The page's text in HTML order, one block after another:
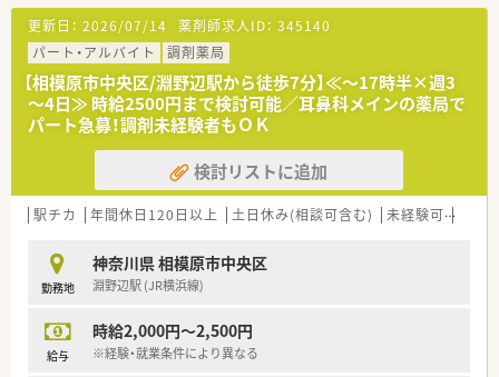
【法人特徴について】
■相模原市内に6店舗を展開しており、近隣店舗同士で密な連携
を図りながら地域密着の運営をしています。
■40代の若き二代目代表が経営の舵を取り、更なる成長に向け
てデジタル化や組織変革を進めています。
■地域医療に貢献するため在宅業務にも積極的に取り組み、患者
様に寄り添った丁寧な支援を続けています。
【求人情報について】
■正社員の募集で想定年収は420万円から500万円となってお
り、若手薬剤師が輝ける職場です。
個々の希望に応じた働き方を提案します。
■昇給制度が明確に整備されており、5年間の定期昇給を経て年
収480万円まで着実に上昇可能です。
【想定される業務内容】
■皮膚科をメインとした処方箋の調剤や鑑査、患者様への丁寧な
更新日： 2026/07/14 薬剤師求人ID： 345140
パート・アルバイト
調剤薬局
【相模原市中央区/淵野辺駅から徒歩7分】≪～17時半×週3
～4日≫ 時給2500円まで検討可能／耳鼻科メインの薬局で
パート急募！調剤未経験者もＯＫ
検討リストに追加
駅チカ 年間休日120日以上 土日休み(相談可含む) 未経験可
勤務地
神奈川県 相模原市中央区
淵野辺駅 (JR横浜線)
給与
時給2,000円～2,500円
※経験・就業条件により異なる